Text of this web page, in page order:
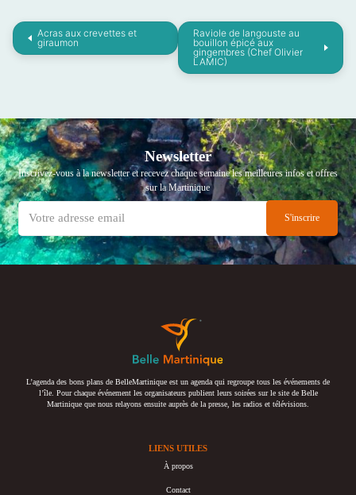
Acras aux crevettes et
giraumon
Raviole de langouste au
bouillon épicé aux
gingembres (Chef Olivier
LAMIC)
Newsletter
Inscrivez-vous à la newsletter et recevez chaque semaine les meilleures infos et offres
sur la Martinique
L’agenda des bons plans de BelleMartinique est un agenda qui regroupe tous les événements de
l’île. Pour chaque événement les organisateurs publient leurs soirées sur le site de Belle
Martinique que nous relayons ensuite auprès de la presse, les radios et télévisions.
LIENS UTILES
À propos
Contact